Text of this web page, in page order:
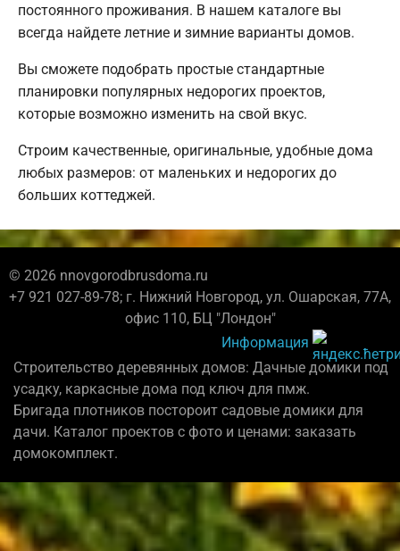
постоянного проживания. В нашем каталоге вы
всегда найдете летние и зимние варианты домов.
Вы сможете подобрать простые стандартные
планировки популярных недорогих проектов,
которые возможно изменить на свой вкус.
Строим качественные, оригинальные, удобные дома
любых размеров: от маленьких и недорогих до
больших коттеджей.
© 2026 nnovgorodbrusdoma.ru
+7 921 027-89-78; г. Нижний Новгород, ул. Ошарская, 77А,
офис 110, БЦ "Лондон"
Информация
Строительство деревянных домов: Дачные домики под
усадку, каркасные дома под ключ для пмж.
Бригада плотников постороит садовые домики для
дачи. Каталог проектов с фото и ценами: заказать
домокомплект.